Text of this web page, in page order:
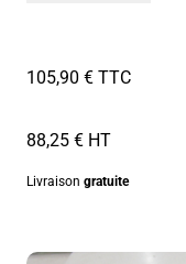
105,90 € TTC
88,25 € HT
Livraison gratuite